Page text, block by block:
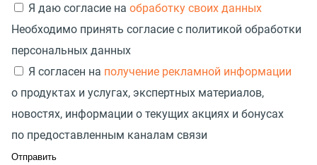
Я даю согласие на обработку своих данных
Необходимо принять согласие с политикой обработки
персональных данных
Я согласен на получение рекламной информации
о продуктах и услугах, экспертных материалов,
новостях, информации о текущих акциях и бонусах
по предоставленным каналам связи